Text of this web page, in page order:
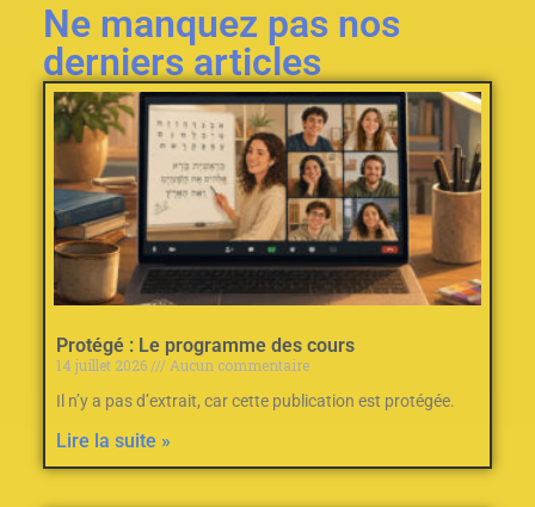
Ne manquez pas nos
derniers articles
Protégé : Le programme des cours
14 juillet 2026
Aucun commentaire
Il n’y a pas d’extrait, car cette publication est protégée.
Lire la suite »